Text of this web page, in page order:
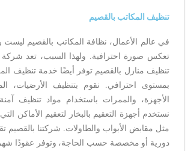
تنظيف المكاتب بالقصيم
في عالم الأعمال، نظافة المكاتب بالقصيم
تعكس صورة احترافية. ولهذا السبب، تعد
تنظيف منازل بالقصيم توفر أيضًا خدمة تنظيف
بمستوى احترافي. نقوم بتنظيف الأرضيات،
الأجهزة، والممرات باستخدام مواد تنظيف
نستخدم أجهزة التعقيم بالبخار لتعقيم الأماكن
مثل مقابض الأبواب والطاولات. شركتنا
دورية أو مخصصة حسب الحاجة، وتوفر عقودًا